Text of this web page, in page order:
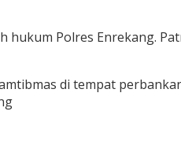
hukum Polres Enrekang.
di tempat